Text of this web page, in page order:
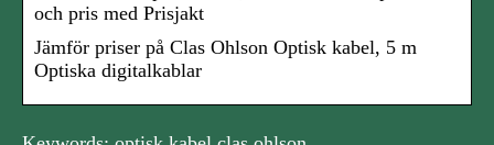
och pris med Prisjakt
Jämför priser på Clas Ohlson Optisk kabel, 5 m
Optiska digitalkablar